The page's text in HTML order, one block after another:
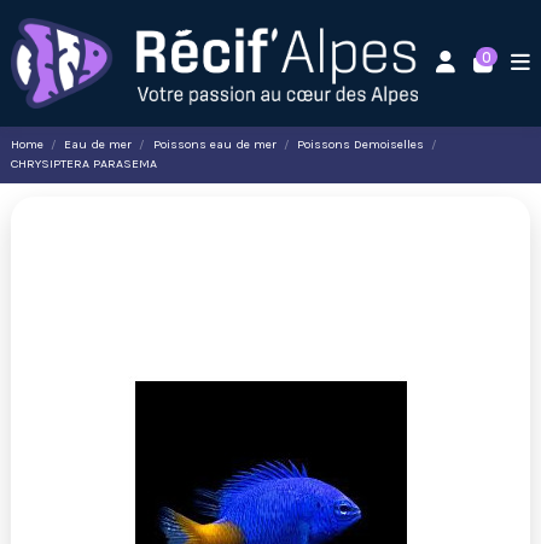
0
Home Eau de mer Poissons eau de mer
Poissons Demoiselles
CHRYSIPTERA PARASEMA